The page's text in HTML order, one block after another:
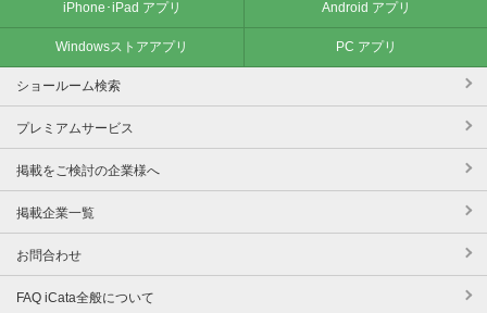
iPhone･iPad アプリ Android アプリ
Windowsストアアプリ PC アプリ
ショールーム検索
プレミアムサービス
掲載をご検討の企業様へ
掲載企業一覧
お問合わせ
FAQ iCata全般について